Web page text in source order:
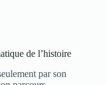
de l’histoire
par son